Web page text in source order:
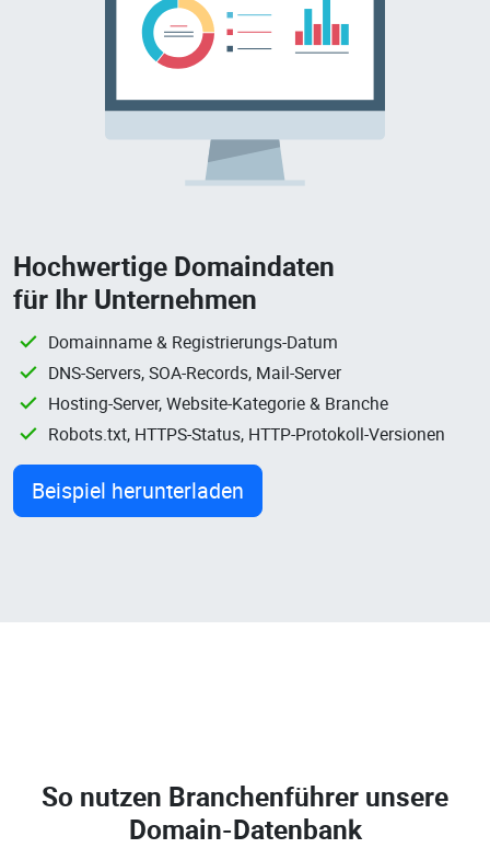
Hochwertige Domaindaten
für Ihr Unternehmen
Domainname & Registrierungs-Datum
DNS-Servers, SOA-Records, Mail-Server
Hosting-Server, Website-Kategorie & Branche
Robots.txt, HTTPS-Status, HTTP-Protokoll-Versionen
Beispiel herunterladen
So nutzen Branchenführer unsere
Domain-Datenbank